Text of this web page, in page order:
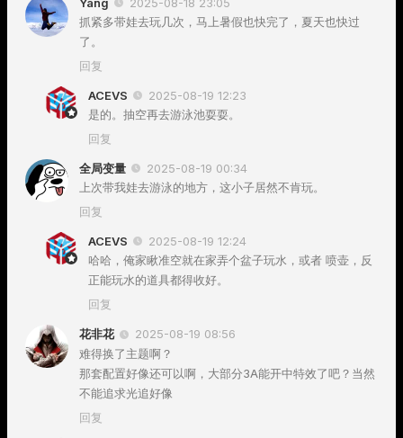
抓紧多带娃去玩几次，马上暑假也快完了，夏天也快过
了。
回复
ACEVS
2025-08-19 12:23
是的。抽空再去游泳池耍耍。
回复
全局变量
2025-08-19 00:34
上次带我娃去游泳的地方，这小子居然不肯玩。
回复
ACEVS
2025-08-19 12:24
哈哈，俺家瞅准空就在家弄个盆子玩水，或者 喷壶，反
正能玩水的道具都得收好。
回复
花非花
2025-08-19 08:56
难得换了主题啊？
那套配置好像还可以啊，大部分3A能开中特效了吧？当然
不能追求光追好像
回复